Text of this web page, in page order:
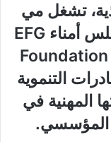
تشغل مي
أمناء EFG
التنموية
المهنية في
المؤسسي.